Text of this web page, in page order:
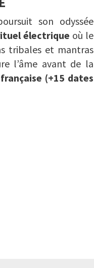
son odyssée
ituel électrique où le
tribales et mantras
l’âme avant de la
(+15 dates